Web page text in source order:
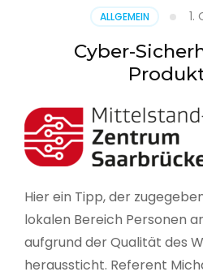
ALLGEMEIN 1.
Cyber-
Hier ein Tipp, der
lokalen Bereich Personen
aufgrund der Qualität des
heraussticht. Referent